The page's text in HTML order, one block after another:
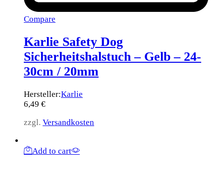
Compare
Karlie Safety Dog
Sicherheitshalstuch – Gelb – 24-
30cm / 20mm
Hersteller:Karlie
6,49 €
zzgl. Versandkosten
Add to cart